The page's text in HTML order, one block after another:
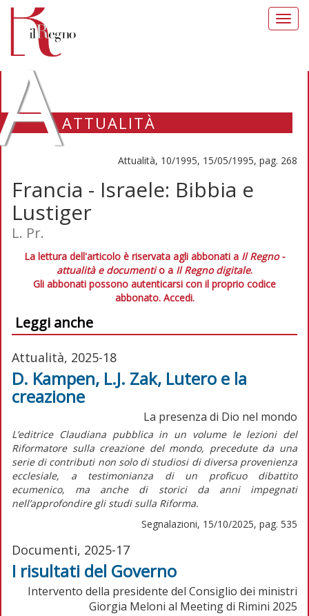
ATTUALITÀ
Attualità, 10/1995, 15/05/1995, pag. 268
Francia - Israele: Bibbia e
Lustiger
L. Pr.
La lettura dell'articolo è riservata agli abbonati a Il Regno -
attualità e documentio a Il Regno digitale.
Gli abbonati possono autenticarsi con il proprio codice
abbonato. Accedi.
Leggi anche
Attualità, 2025-18
D. Kampen, L.J. Zak, Lutero e la
creazione
La presenza di Dio nel mondo
L’editrice Claudiana pubblica in un volume le lezioni del
Riformatore sulla creazione del mondo, precedute da una
serie di contributi non solo di studiosi di diversa provenienza
ecclesiale, a testimonianza di un proficuo dibattito
ecumenico, ma anche di storici da anni impegnati
nell’approfondire gli studi sulla Riforma.
Segnalazioni, 15/10/2025, pag. 535
Documenti, 2025-17
I risultati del Governo
Intervento della presidente del Consiglio dei ministri
Giorgia Meloni al Meeting di Rimini 2025